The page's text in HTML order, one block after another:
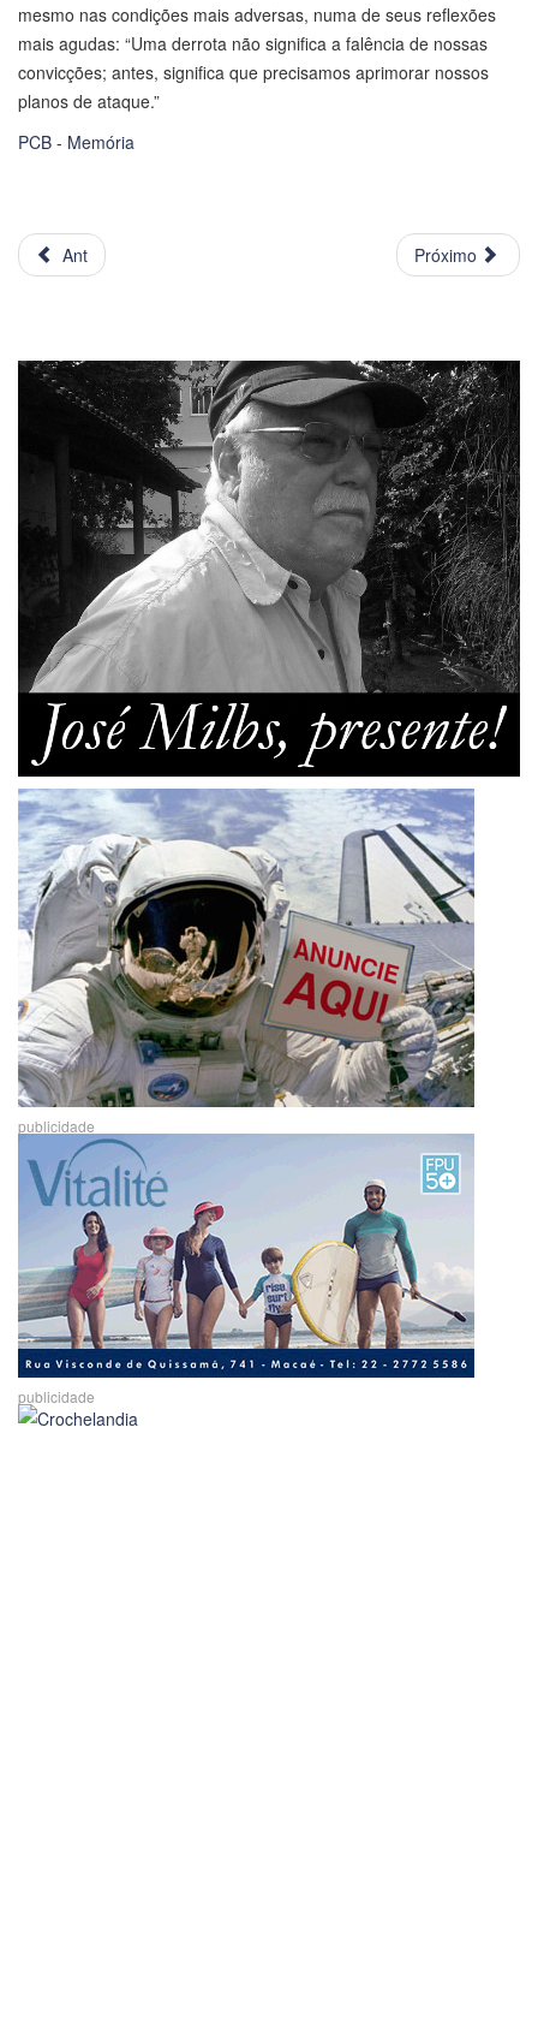
mesmo nas condições mais adversas, numa de seus reflexões
mais agudas: “Uma derrota não significa a falência de nossas
convicções; antes, significa que precisamos aprimorar nossos
planos de ataque.”
PCB - Memória
Ant Próximo
publicidade
publicidade